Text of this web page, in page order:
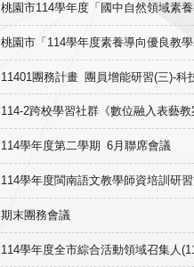
桃園市114學年度「國中自然領域素
桃園市「114學年度素養導向優良教
11401團務計畫 團員增能研習(三)-科
114-2跨校學習社群《數位融入表藝
114學年度第二學期 6月聯席會議
114學年度閩南語文教學師資培訓研
期末團務會議
114學年度全市綜合活動領域召集人